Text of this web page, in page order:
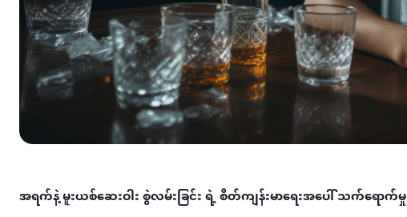
အရက်နဲ့ မူးယစ်ဆေးဝါး စွဲလမ်းခြင်း ရဲ့ စိတ်ကျန်းမာရေးအပေါ် သက်ရောက်မှု